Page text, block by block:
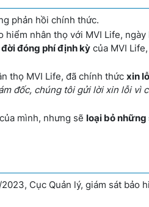
phản hồi chính thức.
hiểm nhân thọ với MVI Life,
đóng phí định kỳ của MVI
thọ MVI Life, đã chính thức xin
đốc, chúng tôi gửi lời xin lỗi vì
mình, nhưng sẽ loại bỏ những
Cục Quản lý, giám sát bảo